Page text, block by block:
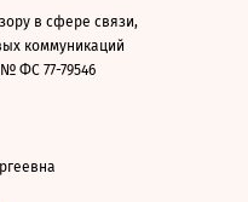
в сфере связи,
коммуникаций
ФС 77-79546